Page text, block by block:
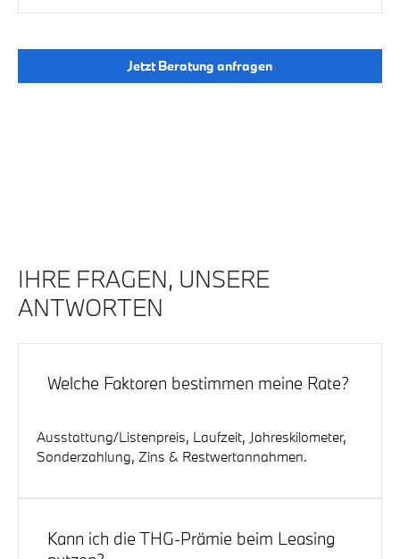
Jetzt Beratung anfragen
IHRE FRAGEN, UNSERE
ANTWORTEN
Welche Faktoren bestimmen meine Rate?
Ausstattung/Listenpreis, Laufzeit, Jahreskilometer,
Sonderzahlung, Zins & Restwertannahmen.
Kann ich die THG-Prämie beim Leasing